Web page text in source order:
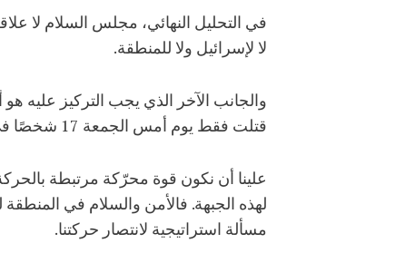
في التحليل النهائي، مجلس السلام لا
لا لإسرائيل ولا للمنطقة.
والجانب الآخر الذي يجب التركيز عليه
قتلت فقط يوم أمس الجمعة 17 شخصًا في غزة. إنّ المهمة الأساسية اليوم هي عدم السماح بضياع البوصلة تجاه القضية الفلسطينية.
علينا أن نكون قوة محرّكة مرتبطة
لهذه الجبهة. فالأمن والسلام في
مسألة استراتيجية لانتصار حركتنا.